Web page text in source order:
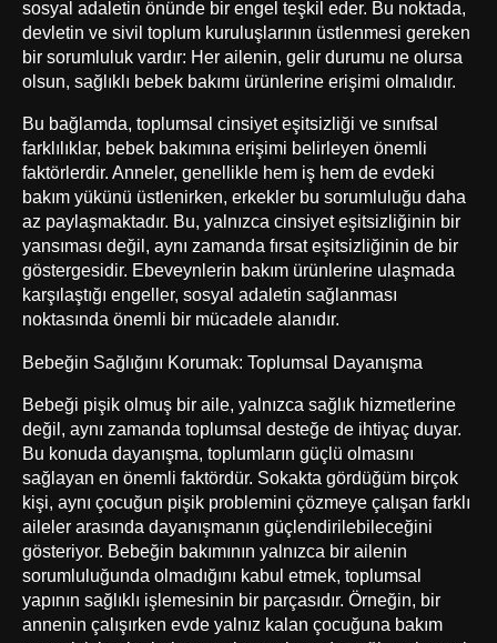
sosyal adaletin önünde bir engel teşkil eder. Bu noktada,
devletin ve sivil toplum kuruluşlarının üstlenmesi gereken
bir sorumluluk vardır: Her ailenin, gelir durumu ne olursa
olsun, sağlıklı bebek bakımı ürünlerine erişimi olmalıdır.
Bu bağlamda, toplumsal cinsiyet eşitsizliği ve sınıfsal
farklılıklar, bebek bakımına erişimi belirleyen önemli
faktörlerdir. Anneler, genellikle hem iş hem de evdeki
bakım yükünü üstlenirken, erkekler bu sorumluluğu daha
az paylaşmaktadır. Bu, yalnızca cinsiyet eşitsizliğinin bir
yansıması değil, aynı zamanda fırsat eşitsizliğinin de bir
göstergesidir. Ebeveynlerin bakım ürünlerine ulaşmada
karşılaştığı engeller, sosyal adaletin sağlanması
noktasında önemli bir mücadele alanıdır.
Bebeğin Sağlığını Korumak: Toplumsal Dayanışma
Bebeği pişik olmuş bir aile, yalnızca sağlık hizmetlerine
değil, aynı zamanda toplumsal desteğe de ihtiyaç duyar.
Bu konuda dayanışma, toplumların güçlü olmasını
sağlayan en önemli faktördür. Sokakta gördüğüm birçok
kişi, aynı çocuğun pişik problemini çözmeye çalışan farklı
aileler arasında dayanışmanın güçlendirilebileceğini
gösteriyor. Bebeğin bakımının yalnızca bir ailenin
sorumluluğunda olmadığını kabul etmek, toplumsal
yapının sağlıklı işlemesinin bir parçasıdır. Örneğin, bir
annenin çalışırken evde yalnız kalan çocuğuna bakım